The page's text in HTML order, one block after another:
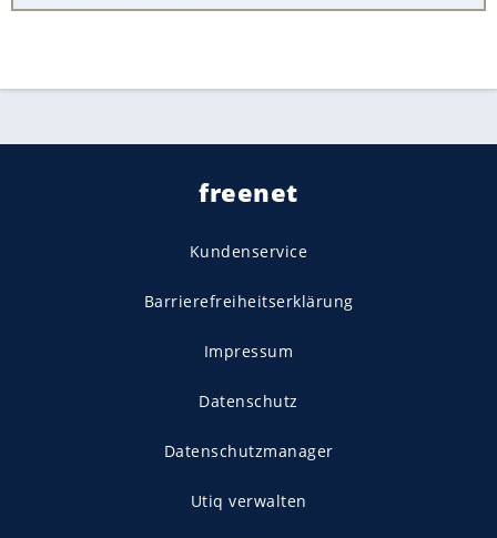
freenet
Kundenservice
Barrierefreiheitserklärung
Impressum
Datenschutz
Datenschutzmanager
Utiq verwalten